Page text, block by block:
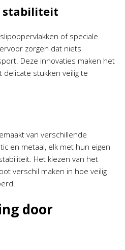
stabiliteit
of speciale
zorgen dat niets
Deze innovaties maken het
stukken veilig te
van verschillende
en metaal, elk met hun eigen
Het kiezen van het
verschil maken in hoe veilig
door